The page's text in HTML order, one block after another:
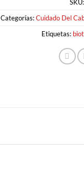
SKU:
Categorías:Cuidado Del
Etiquetas: